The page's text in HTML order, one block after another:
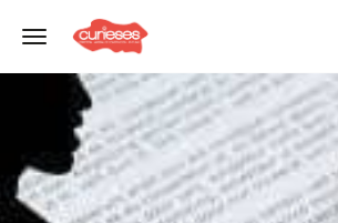
Toggle navigation